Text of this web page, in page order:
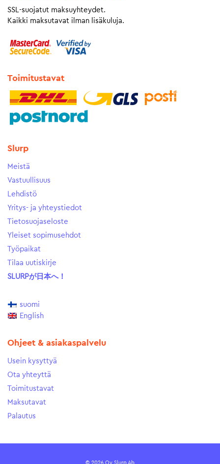
SSL-suojatut maksuyhteydet.
Kaikki maksutavat ilman lisäkuluja.
Toimitustavat
Slurp
Meistä
Vastuullisuus
Lehdistö
Yritys- ja yhteystiedot
Tietosuojaseloste
Yleiset sopimusehdot
Työpaikat
Tilaa uutiskirje
SLURPが日本へ！
suomi
English
Ohjeet & asiakaspalvelu
Usein kysyttyä
Ota yhteyttä
Toimitustavat
Maksutavat
Palautus
© 2026 Oy Slurp Ab